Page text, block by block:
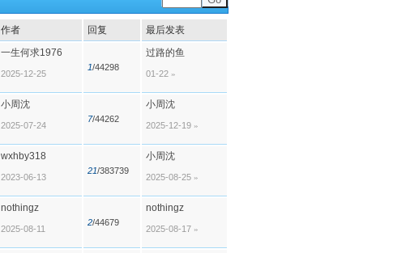
作者 回复 最后发表
一生何求1976
2025-12-25
1/44298
过路的鱼
01-22 »
小周沈
2025-07-24
7/44262
小周沈
2025-12-19 »
wxhby318
2023-06-13
21/383739
小周沈
2025-08-25 »
nothingz
2025-08-11
2/44679
nothingz
2025-08-17 »